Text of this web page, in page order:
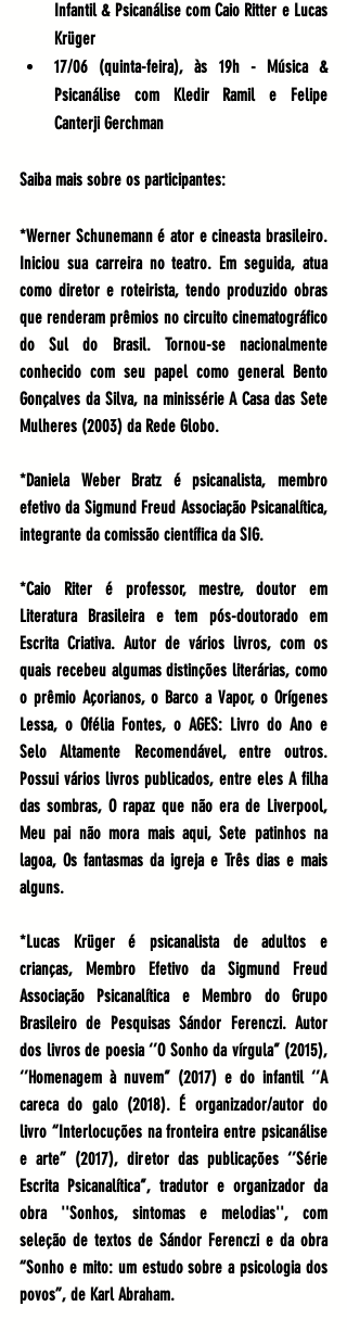
Infantil & Psicanálise com Caio Ritter e Lucas
Krüger
17/06 (quinta-feira), às 19h - Música &
Psicanálise com
Kledir Ramil e Felipe
Canterji Gerchman
Saiba mais sobre os participantes:
*Werner Schunemann é ator e cineasta brasileiro.
Iniciou sua carreira no teatro. Em seguida, atua
como diretor e roteirista, tendo produzido obras
que renderam prêmios no circuito cinematográfico
do Sul do
Brasil. Tornou-se nacionalmente
conhecido com seu papel como general Bento
Gonçalves da Silva, na minissérie A Casa das Sete
Mulheres (2003) da Rede Globo.
*Daniela Weber Bratz é psicanalista, membro
efetivo da Sigmund Freud Associação Psicanalítica,
integrante da comissão científica da SIG.
*Caio Riter é professor, mestre, doutor em
Literatura Brasileira e tem pós-doutorado em
Escrita Criativa. Autor de vários livros, com os
quais recebeu algumas distinções literárias, como
o prêmio Açorianos, o Barco a Vapor, o Orígenes
Lessa, o Ofélia Fontes, o AGES: Livro do Ano e
Selo Altamente Recomendável, entre outros.
Possui vários livros publicados, entre eles A filha
das sombras, O rapaz que não era de Liverpool,
Meu pai não mora mais aqui, Sete patinhos na
lagoa, Os fantasmas da igreja e Três dias e mais
alguns.
*Lucas Krüger é psicanalista de adultos e
crianças, Membro Efetivo da Sigmund Freud
Associação Psicanalítica e Membro do Grupo
Brasileiro de Pesquisas Sándor Ferenczi. Autor
dos livros de poesia ‘’O Sonho da vírgula’’ (2015),
‘’Homenagem à nuvem’’ (2017) e do infantil ‘’A
careca do galo (2018). É organizador/autor do
livro “Interlocuções na fronteira entre psicanálise
e arte” (2017), diretor das publicações ‘’Série
Escrita Psicanalítica’’, tradutor e organizador da
obra ''Sonhos, sintomas e melodias'', com
seleção de textos de Sándor Ferenczi e da obra
“Sonho e mito: um estudo sobre a psicologia dos
povos”, de Karl Abraham.